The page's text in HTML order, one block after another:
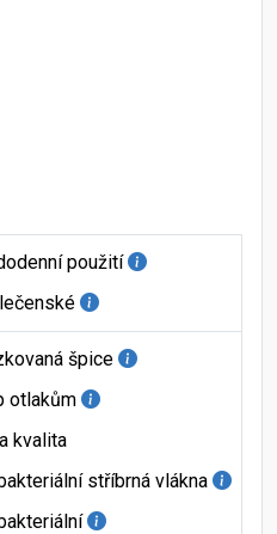
použití
špice
otlakům
kvalita
stříbrná vlákna